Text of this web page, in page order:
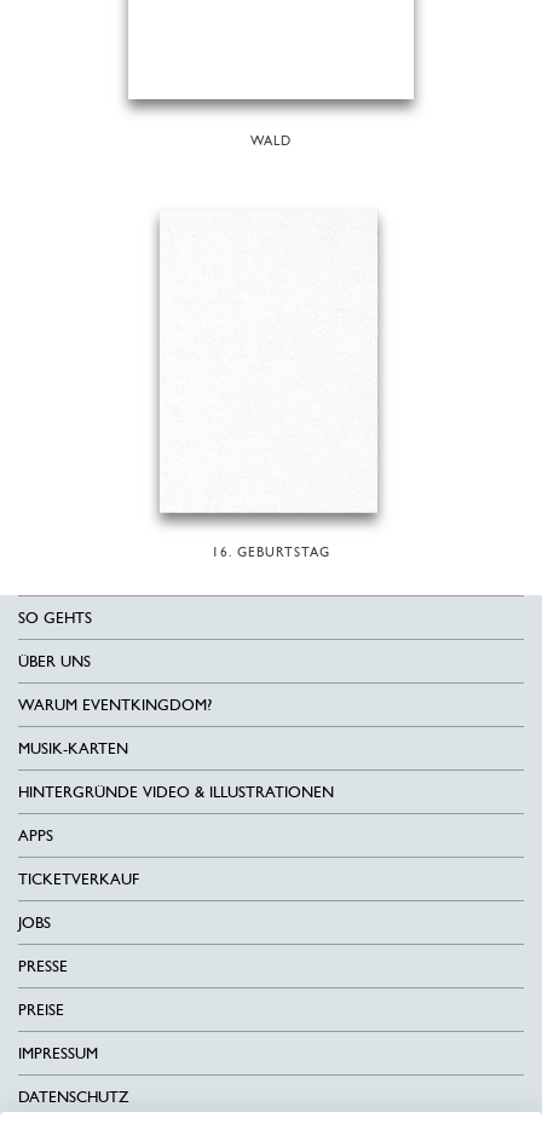
WALD
16. GEBURTSTAG
SO GEHTS
ÜBER UNS
WARUM EVENTKINGDOM?
MUSIK-KARTEN
HINTERGRÜNDE VIDEO & ILLUSTRATIONEN
APPS
TICKETVERKAUF
JOBS
PRESSE
PREISE
IMPRESSUM
DATENSCHUTZ